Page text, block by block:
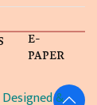
E-
PAPER
&